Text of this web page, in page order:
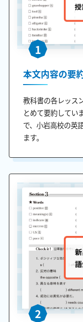
1
本文内容の要
教科書の各レッス
とめて要約してい
で、小岩高校の英
ます。
2